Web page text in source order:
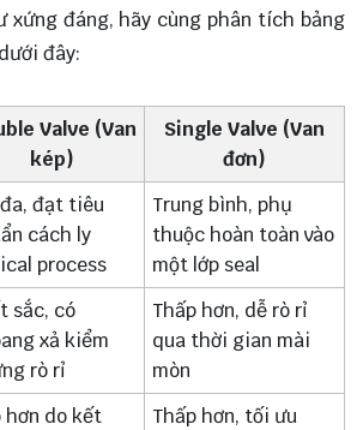
xứng đáng, hãy cùng phân tích bảng
đây:
Valve (Van
kép)
Single Valve (Van
đơn)
đạt tiêu
cách ly
process
Trung bình, phụ
thuộc hoàn toàn vào
một lớp seal
sắc, có
xả kiểm
rò rỉ
Thấp hơn, dễ rò rỉ
qua thời gian mài
mòn
hơn do kết
Thấp hơn, tối ưu